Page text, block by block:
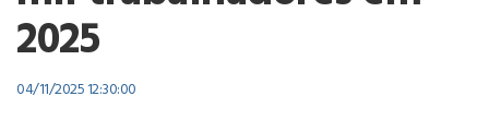
2025
04/11/2025 12:30:00